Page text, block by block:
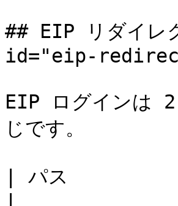
## EIP リダイ
id="eip-
EIP ログインは 2
じです。
| パス